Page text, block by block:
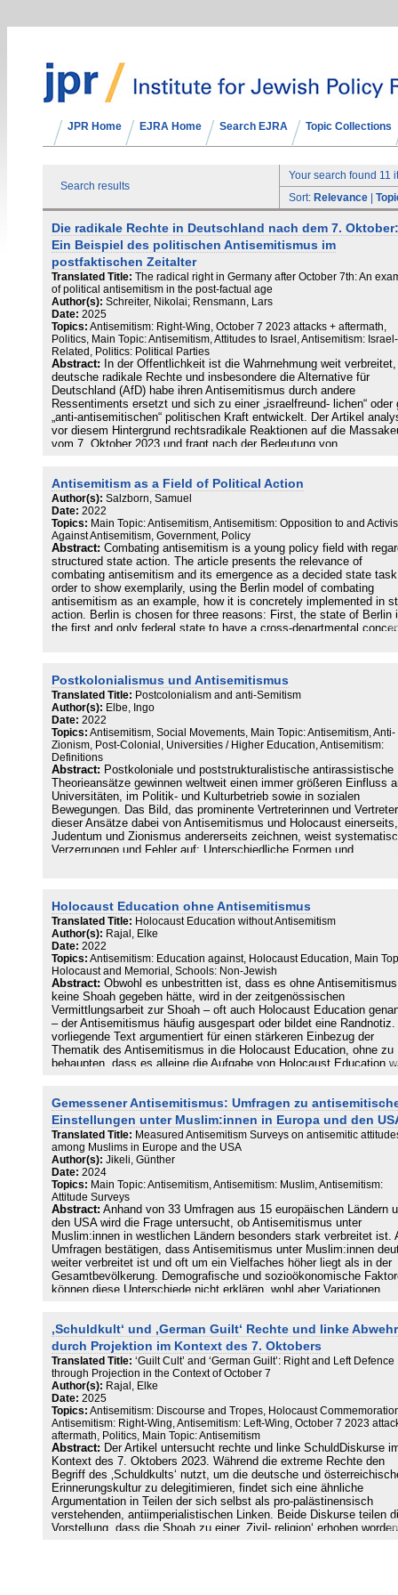
JPR Home EJRA Home Search EJRA Topic Collections
Search results
Your search found 11
Sort: Relevance
Die radikale Rechte in Deutschland nach dem 7. Oktober:
Ein Beispiel des politischen Antisemitismus im
postfaktischen Zeitalter
Translated Title: The radical right in Germany after October 7th: An
of political antisemitism in the post-factual age
Author(s): Schreiter, Nikolai; Rensmann, Lars
Date: 2025
Topics: Antisemitism: Right-Wing, October 7 2023 attacks + aftermath,
Politics, Main Topic: Antisemitism, Attitudes to Israel, Antisemitism: Israel-
Related, Politics: Political Parties
Abstract:
In der Öffentlichkeit ist die Wahrnehmung weit
deutsche radikale Rechte und insbesondere die Alternative für
Deutschland (AfD) habe ihren Antisemitismus durch andere
Ressentiments ersetzt und sich zu einer „israelfreund- lichen“ oder
„anti-antisemitischen“ politischen Kraft entwickelt. Der Artikel
vor diesem Hintergrund rechtsradikale Reaktionen auf die
vom 7. Oktober 2023 und fragt nach der Bedeutung von
bei denen oberflächlich pro-israelische Positionen existieren, diese
aber weitgehend von israelfeindlichen und antisemitischen
Ideologemen überlagert werden. Auch die pro-israelischen
erscheinen von einer projektiven Sicht auf Israel und den Nahen
bestimmt, die den jüdischen Staat für eigene ethnozentrische
Politikvorstellungen, Ideologien und Ressentiments
Antisemitism as a Field of Political Action
Author(s): Salzborn, Samuel
Date: 2022
Topics: Main Topic: Antisemitism, Antisemitism: Opposition to and
Against Antisemitism, Government, Policy
Abstract: Combating antisemitism is a young policy field with
structured state action. The article presents the relevance of
combating antisemitism and its emergence as a decided state
order to show exemplarily, using the Berlin model of combating
antisemitism as an example, how it is concretely implemented in
action. Berlin is chosen for three reasons: First, the state of Berlin
the first and only federal state to have a cross-departmental
vertical differentiations of administration, since the state of Berlin
the same time a large city, which with its twelve districts has
administrative dimensions that correspond to those of other large
German cities, in each case and in themselves. In the absence of
federal comparative perspective, the focus of the article is
explorative.
Postkolonialismus und Antisemitismus
Translated Title: Postcolonialism and anti-Semitism
Author(s): Elbe, Ingo
Date: 2022
Topics: Antisemitism, Social Movements, Main Topic: Antisemitism, Anti-
Zionism, Post-Colonial, Universities / Higher Education, Antisemitism:
Definitions
Abstract: Postkoloniale und poststrukturalistische antirassistische
Theorieansätze gewinnen weltweit einen immer größeren Einfluss
Universitäten, im Politik- und Kulturbetrieb sowie in sozialen
Bewegungen. Das Bild, das prominente Vertreterinnen und Vertreter
dieser Ansätze dabei von Antisemitismus und Holocaust einerseits,
Judentum und Zionismus andererseits zeichnen, weist
Verzerrungen und Fehler auf: Unterschiedliche Formen und
Die folgende Bibliographie bietet einen ersten Überblick über
an postkolonialen, bzw. postmodern-antirassistischen Deutungen
Antisemitismus, Shoah, Zionismus und Israel. Nicht alle der dabei
aufgelisteten Texte sind grundlegende Kritiken an solchen
Manche kritisieren lediglich spezielle, aber signifikante Punkte der
postkolonialen und antirassistischen Deutung der oben genannten
Themen. Eine Liste mit ausgewählten kritischen Beiträgen zur 2020
begonnenen deutschen Feuilleton-Debatte über postkoloniale
Theoretiker wie Achille Mbembe, Michael Rothberg oder Dirk
wurde ebenso angefügt wie einige Literaturhinweise zu Kritiken an
Israel-Boykottkampagne BDS, dem prominentesten politischen
Bewegungskontext postkolonialer und antirassistisch artikulierter
Angriffe auf den jüdischen Staat. Berücksichtigung fanden in
kann, ‚subalterne‘ oder ‚postkoloniale‘ Formen von
Antisemitismus zu verharmlosen.
Holocaust Education ohne Antisemitismus
Translated Title: Holocaust Education without Antisemitism
Author(s): Rajal, Elke
Date: 2022
Topics: Antisemitism: Education against, Holocaust Education, Main
Holocaust and Memorial, Schools: Non-Jewish
Abstract: Obwohl es unbestritten ist, dass es ohne Antisemitismus
keine Shoah gegeben hätte, wird in der zeitgenössischen
Vermittlungsarbeit zur Shoah – oft auch Holocaust Education
– der Antisemitismus häufig ausgespart oder bildet eine Randnotiz.
vorliegende Text argumentiert für einen stärkeren Einbezug der
Thematik des Antisemitismus in die Holocaust Education, ohne zu
behaupten, dass es alleine die Aufgabe von Holocaust Education
Antisemitismus werden die mit Holocaust Education verbundenen
kritisch beleuchtet. Danach wird der gegenwärtig eingeräumte
Stellenwert von Antisemitismus in der Bildungsarbeit zur Shoah
ausgelotet und es werden vor dem Hintergrund der Kritischen
einige Anregungen für die pädagogische Arbeit gegeben. Der Text
schließt mit einem Plädoyer für eine schulische sowie
Vermittlungsarbeit, welche die enge Verklammerung von Shoah und
Antisemitismus ernstnimmt, ohne das eine Phänomen auf das
zu reduzieren.
Gemessener Antisemitismus: Umfragen zu
Einstellungen unter Muslim:innen in Europa und den
Translated Title: Measured Antisemitism Surveys on antisemitic
among Muslims in Europe and the USA
Author(s): Jikeli, Günther
Date: 2024
Topics: Main Topic: Antisemitism, Antisemitism: Muslim, Antisemitism:
Attitude Surveys
Abstract: Anhand von 33 Umfragen aus 15 europäischen Ländern
den USA wird die Frage untersucht, ob Antisemitismus unter
Muslim:innen in westlichen Ländern besonders stark verbreitet ist.
Umfragen bestätigen, dass Antisemitismus unter Muslim:innen
weiter verbreitet ist und oft um ein Vielfaches höher liegt als in der
Gesamtbevölkerung. Demografische und sozioökonomische
können diese Unterschiede nicht erklären, wohl aber Variationen
Fragestellung, liegen aber in den meisten Erhebungen zwischen 30
50 Prozent. Es ist davon auszugehen, dass für einen großen Teil
Muslim:innen, wenn auch längst nicht für alle, antisemitische
Interpretationen zur Norm im sozialen Umfeld gehören. Dies birgt
nur ein erhöhtes Risiko der Umsetzung antisemitischer
Handlungen, sondern auch eine erhöhte Anfälligkeit für
Gedankengut, das Antisemitismus mit einer politisch aufgeladenen
islamischen Identität verbindet.
‚Schuldkult‘ und ‚German Guilt‘ Rechte und linke Abwehr
durch Projektion im Kontext des 7. Oktobers
Translated Title: ‘Guilt Cult’ and ‘German Guilt’: Right and Left Defence
through Projection in the Context of October 7
Author(s): Rajal, Elke
Date: 2025
Topics: Antisemitism: Discourse and Tropes, Holocaust
Antisemitism: Right-Wing, Antisemitism: Left-Wing, October 7 2023
aftermath, Politics, Main Topic: Antisemitism
Abstract: Der Artikel untersucht rechte und linke SchuldDiskurse
Kontext des 7. Oktobers 2023. Während die extreme Rechte den
Begriff des ‚Schuldkults‘ nutzt, um die deutsche und
Erinnerungskultur zu delegitimieren, findet sich eine ähnliche
Argumentation in Teilen der sich selbst als pro-palästinensisch
verstehenden, antiimperialistischen Linken. Beide Diskurse teilen
Vorstellung, dass die Shoah zu einer ‚Zivil- religion‘ erhoben worden